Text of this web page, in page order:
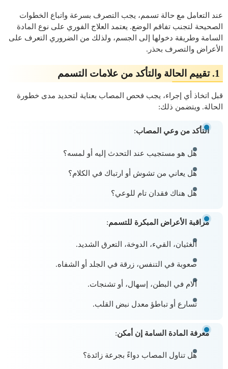
عند التعامل مع حالة تسمم، يجب التصرف بسرعة واتباع الخطوات
الصحيحة لتجنب تفاقم الوضع. يعتمد العلاج الفوري على نوع المادة
السامة وطريقة دخولها إلى الجسم، ولذلك من الضروري التعرف على
الأعراض والتصرف بحذر.
1. تقييم الحالة والتأكد من علامات التسمم
قبل اتخاذ أي إجراء، يجب فحص المصاب بعناية لتحديد مدى خطورة
الحالة. ويتضمن ذلك:
التأكد من وعي المصاب:
هل هو مستجيب عند التحدث إليه أو لمسه؟
هل يعاني من تشوش أو ارتباك في الكلام؟
هل هناك فقدان تام للوعي؟
مراقبة الأعراض المبكرة للتسمم:
الغثيان، القيء، الدوخة، التعرق الشديد.
صعوبة في التنفس، زرقة في الجلد أو الشفاه.
آلام في البطن، إسهال، أو تشنجات.
تسارع أو تباطؤ معدل نبض القلب.
معرفة المادة السامة إن أمكن:
هل تناول المصاب دواءً بجرعة زائدة؟